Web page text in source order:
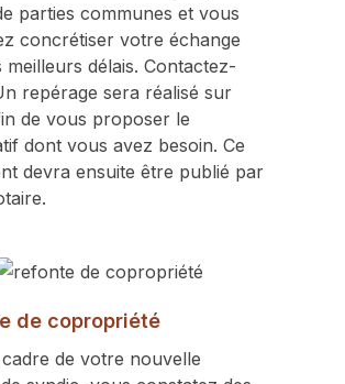
parties communes et vous
concrétiser votre échange
meilleurs délais. Contactez-
repérage sera réalisé sur
de vous proposer le
dont vous avez besoin. Ce
devra ensuite être publié par
de copropriété
de votre nouvelle